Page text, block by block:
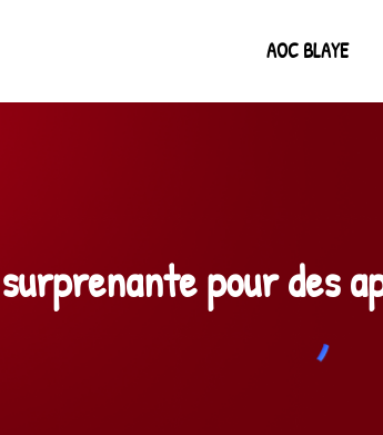
AOC BLAYE
pour des